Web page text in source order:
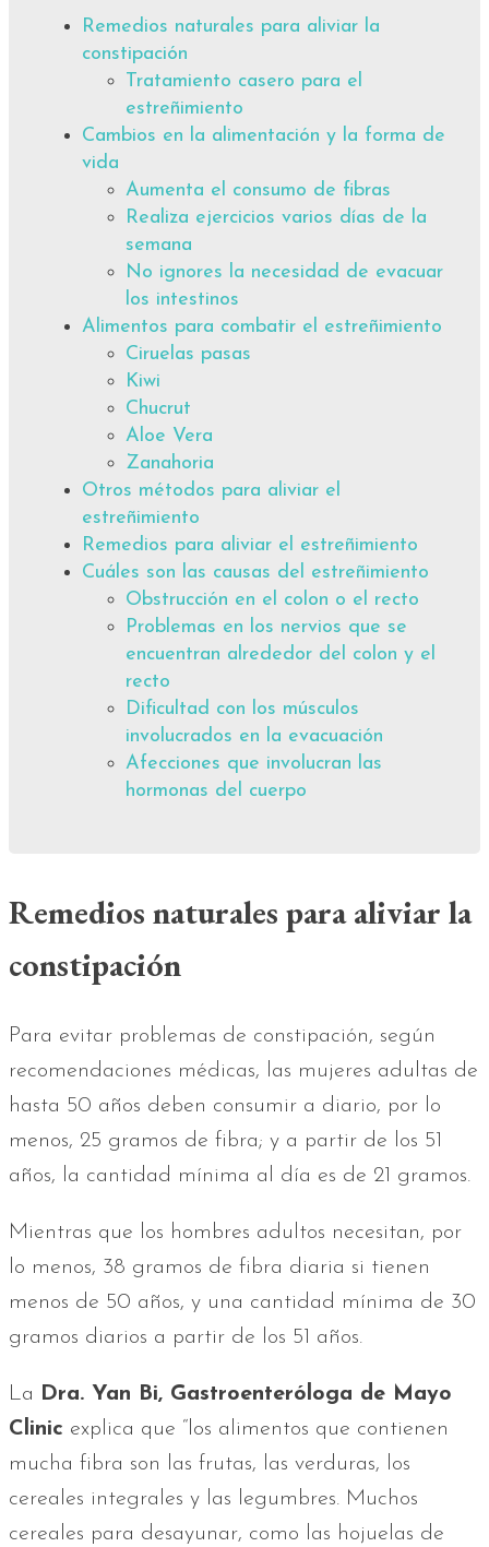
Remedios naturales para aliviar la
constipación
Tratamiento casero para el
estreñimiento
Cambios en la alimentación y la forma de
vida
Aumenta el consumo de fibras
Realiza ejercicios varios días de la
semana
No ignores la necesidad de evacuar
los intestinos
Alimentos para combatir el estreñimiento
Ciruelas pasas
Kiwi
Chucrut
Aloe Vera
Zanahoria
Otros métodos para aliviar el
estreñimiento
Remedios para aliviar el estreñimiento
Cuáles son las causas del estreñimiento
Obstrucción en el colon o el recto
Problemas en los nervios que se
encuentran alrededor del colon y el
recto
Dificultad con los músculos
involucrados en la evacuación
Afecciones que involucran las
hormonas del cuerpo
Remedios naturales para aliviar la
constipación
Para evitar problemas de constipación, según
recomendaciones médicas, las mujeres adultas de
hasta 50 años deben consumir a diario, por lo
menos, 25 gramos de fibra; y a partir de los 51
años, la cantidad mínima al día es de 21 gramos.
Mientras que los hombres adultos necesitan, por
lo menos, 38 gramos de fibra diaria si tienen
menos de 50 años, y una cantidad mínima de 30
gramos diarios a partir de los 51 años.
La Dra. Yan Bi, Gastroenteróloga de Mayo
Clinic explica que “los alimentos que contienen
mucha fibra son las frutas, las verduras, los
cereales integrales y las legumbres. Muchos
cereales para desayunar, como las hojuelas de